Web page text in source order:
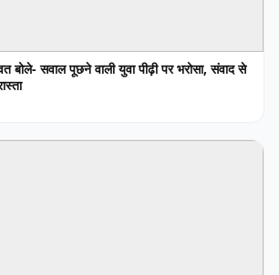
सवाल पूछने वाली युवा पीढ़ी पर भरोसा, संवाद से